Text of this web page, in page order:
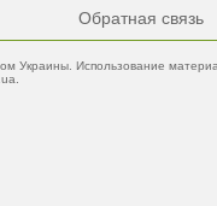
Обратная связь
Украины. Использование